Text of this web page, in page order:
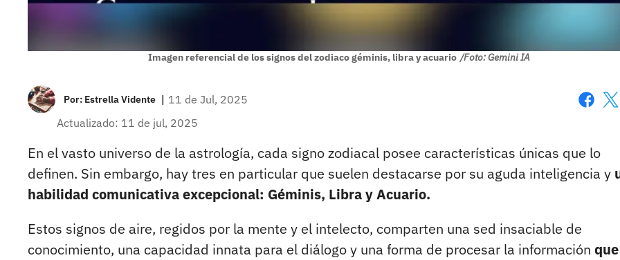
Imagen referencial de los signos del zodiaco géminis, libra y acuario /Foto: Gemini IA
Por: Estrella Vidente | 11 de Jul, 2025
Actualizado: 11 de jul, 2025
En el vasto universo de la astrología, cada signo zodiacal posee características únicas que lo
definen. Sin embargo, hay tres en particular que suelen destacarse por su aguda inteligencia y
habilidad comunicativa excepcional: Géminis, Libra y Acuario.
Estos signos de aire, regidos por la mente y el intelecto, comparten una sed insaciable de
conocimiento, una capacidad innata para el diálogo y una forma de procesar la información